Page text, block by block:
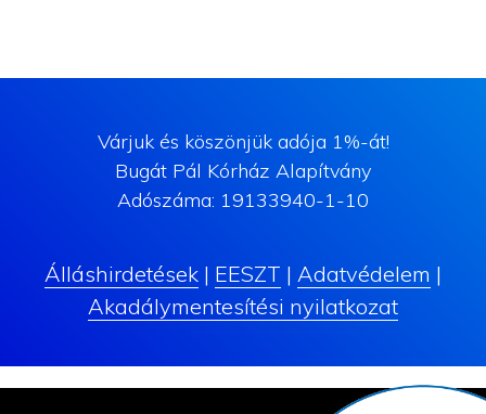
Várjuk és köszönjük adója 1%-át!
Bugát Pál Kórház Alapítvány
Adószáma: 19133940-1-10
Álláshirdetések | EESZT | Adatvédelem |
Akadálymentesítési nyilatkozat